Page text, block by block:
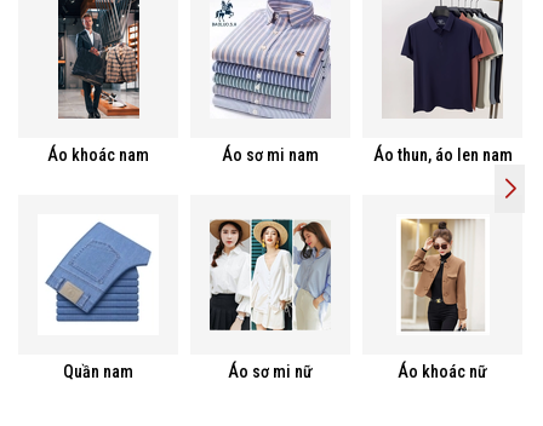
Áo khoác nam Áo sơ mi nam Áo thun, áo len nam
Quần nam Áo sơ mi nữ Áo khoác nữ